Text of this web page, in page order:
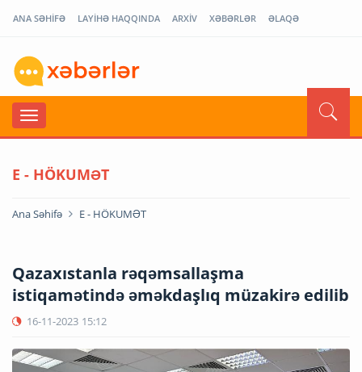
ANA SƏHİFƏ LAYİHƏ HAQQINDA ARXİV XƏBƏRLƏR ƏLAQƏ
E - HÖKUMƏT
Ana Səhifə E - HÖKUMƏT
Qazaxıstanla rəqəmsallaşma
istiqamətində əməkdaşlıq müzakirə edilib
16-11-2023 15:12